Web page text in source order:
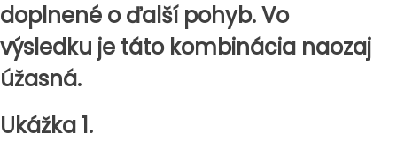
doplnené o ďalší pohyb. Vo
výsledku je táto kombinácia naozaj
úžasná.
Ukážka 1.